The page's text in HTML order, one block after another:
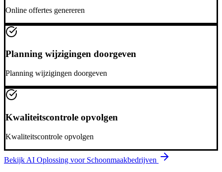
Online offertes genereren
Planning wijzigingen doorgeven
Planning wijzigingen doorgeven
Kwaliteitscontrole opvolgen
Kwaliteitscontrole opvolgen
Bekijk AI Oplossing voor Schoonmaakbedrijven